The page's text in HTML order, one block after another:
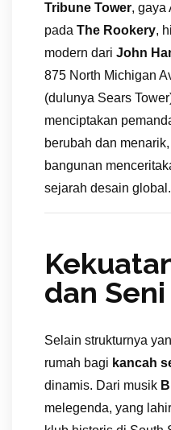
Tribune Tower, gaya
pada The Rookery,
modern dari John
875 North Michigan
(dulunya Sears
menciptakan
berubah dan
bangunan
sejarah desain global.
dan Seni
Selain strukturnya
rumah bagi kancah
dinamis. Dari musik
melegenda, yang